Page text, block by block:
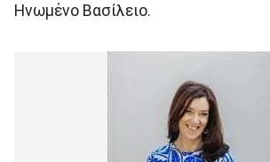
Ηνωμένο Βασίλειο.